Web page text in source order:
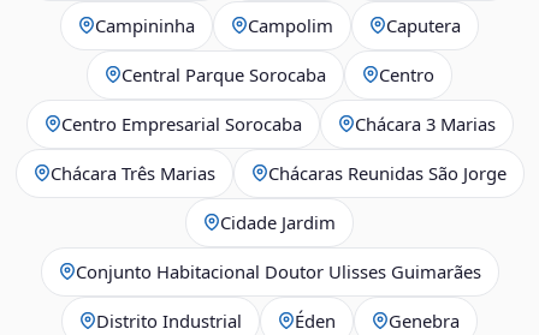
Campininha Campolim Caputera
Central Parque Sorocaba Centro
Centro Empresarial Sorocaba Chácara 3 Marias
Chácara Três Marias Chácaras Reunidas São Jorge
Cidade Jardim
Conjunto Habitacional Doutor Ulisses Guimarães
Distrito Industrial Éden Genebra